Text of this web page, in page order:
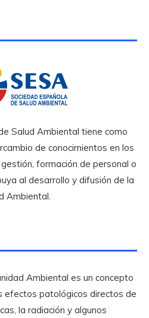
Salud Ambiental tiene como
de conocimientos en los
formación de personal o
al desarrollo y difusión de la
Ambiental.
Ambiental es un concepto
efectos patológicos directos de
la radiación y algunos